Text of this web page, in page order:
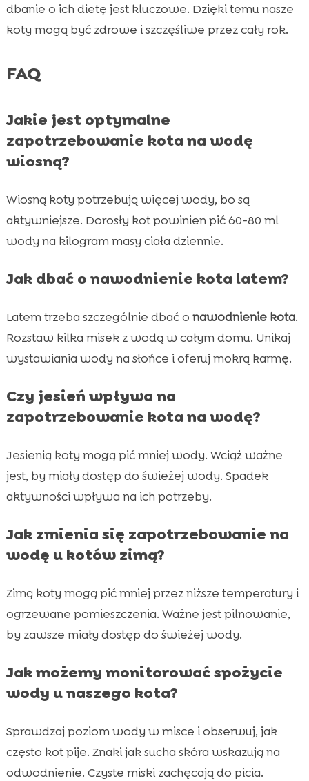
dbanie o ich dietę jest kluczowe. Dzięki temu nasze
koty mogą być zdrowe i szczęśliwe przez cały rok.
FAQ
Jakie jest optymalne
zapotrzebowanie kota na wodę
wiosną?
Wiosną koty potrzebują więcej wody, bo są
aktywniejsze. Dorosły kot powinien pić 60-80 ml
wody na kilogram masy ciała dziennie.
Jak dbać o nawodnienie kota latem?
Latem trzeba szczególnie dbać o nawodnienie kota.
Rozstaw kilka misek z wodą w całym domu. Unikaj
wystawiania wody na słońce i oferuj mokrą karmę.
Czy jesień wpływa na
zapotrzebowanie kota na wodę?
Jesienią koty mogą pić mniej wody. Wciąż ważne
jest, by miały dostęp do świeżej wody. Spadek
aktywności wpływa na ich potrzeby.
Jak zmienia się zapotrzebowanie na
wodę u kotów zimą?
Zimą koty mogą pić mniej przez niższe temperatury i
ogrzewane pomieszczenia. Ważne jest pilnowanie,
by zawsze miały dostęp do świeżej wody.
Jak możemy monitorować spożycie
wody u naszego kota?
Sprawdzaj poziom wody w misce i obserwuj, jak
często kot pije. Znaki jak sucha skóra wskazują na
odwodnienie. Czyste miski zachęcają do picia.